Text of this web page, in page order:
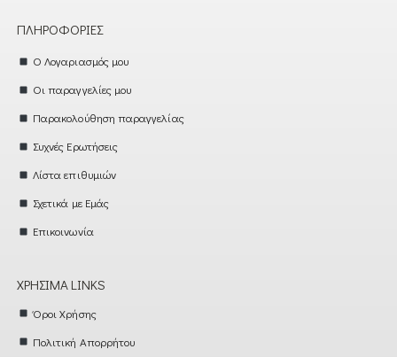
ΠΛΗΡΟΦΟΡΊΕΣ
Ο Λογαριασμός μου
Οι παραγγελίες μου
Παρακολούθηση παραγγελίας
Συχνές Ερωτήσεις
Λίστα επιθυμιών
Σχετικά με Εμάς
Επικοινωνία
ΧΡΉΣΙΜΑ LINKS
Όροι Χρήσης
Πολιτική Απορρήτου